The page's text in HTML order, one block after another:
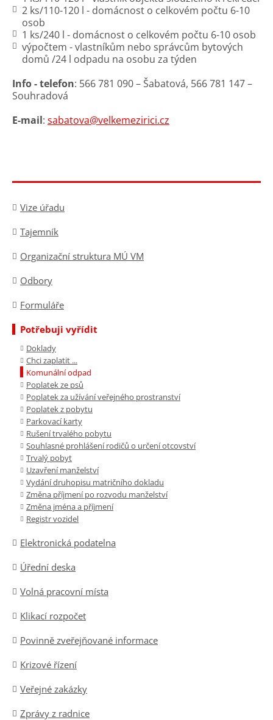
2 ks/110-120 l - domácnost o celkovém počtu 6-10
osob
1 ks/240 l - domácnost o celkovém počtu 6-10 osob
výpočtem - vlastníkům nebo správcům bytových
domů /24 l odpadu na osobu za týden
Info - telefon: 566 781 090 – Šabatová, 566 781 147 –
Souhradová
E-mail: sabatova@velkemezirici.cz
Vize úřadu
Tajemník
Organizační struktura MÚ VM
Odbory
Formuláře
Potřebuji vyřídit
Doklady
Chci zaplatit ...
Komunální odpad
Poplatek ze psů
Poplatek za užívání veřejného prostranství
Poplatek z pobytu
Parkovací karty
Rušení trvalého pobytu
Souhlasné prohlášení rodičů o určení otcovství
Trvalý pobyt
Uzavření manželství
Vydání druhopisu matričního dokladu
Změna příjmení po rozvodu manželství
Změna jména a příjmení
Registr vozidel
Elektronická podatelna
Úřední deska
Volná pracovní místa
Klikací rozpočet
Povinně zveřejňované informace
Krizové řízení
Veřejné zakázky
Zprávy z radnice